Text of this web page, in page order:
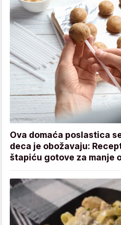
Ova domaća poslastica
deca je obožavaju:
štapiću gotove za manje